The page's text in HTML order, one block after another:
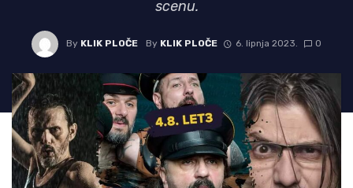
scenu.
By KLIK PLOČE By KLIK PLOČE 6. lipnja 2023. 0